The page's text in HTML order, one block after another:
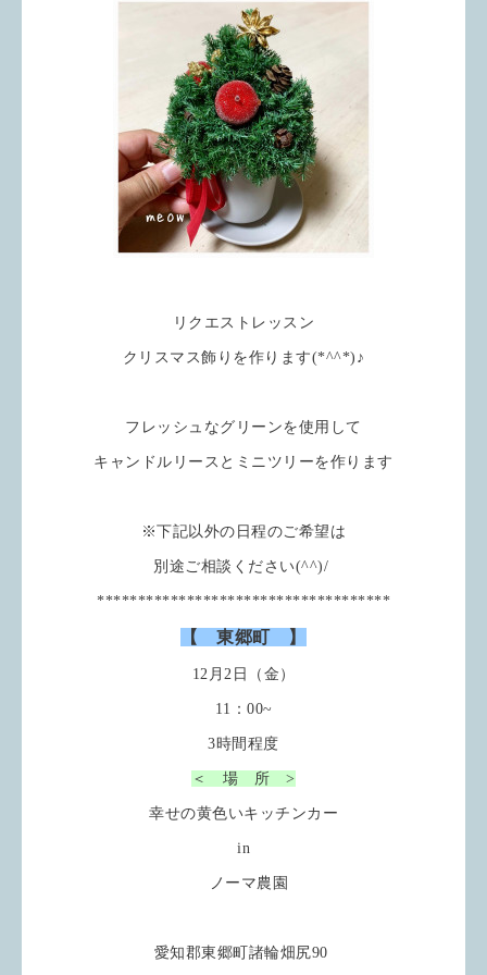
リクエストレッスン
クリスマス飾りを作ります(*^^*)♪
フレッシュなグリーンを使用して
キャンドルリースとミニツリーを作ります
※下記以外の日程のご希望は
別途ご相談ください(^^)/
************************************
【 東郷町 】
12月2日（金）
11：00~
3時間程度
＜ 場 所 >
幸せの黄色いキッチンカー
in
ノーマ農園
愛知郡東郷町諸輪畑尻90